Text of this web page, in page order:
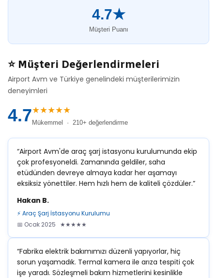
4.7★
Müşteri Puanı
⭐ Müşteri Değerlendirmeleri
Airport Avm ve Türkiye genelindeki müşterilerimizin
deneyimleri
4.7★★★★★
Mükemmel · 210+ değerlendirme
“Airport Avm'de araç şarj istasyonu kurulumunda ekip
çok profesyoneldi. Zamanında geldiler, saha
etüdünden devreye almaya kadar her aşamayı
eksiksiz yönettiler. Hem hızlı hem de kaliteli çözdüler.”
Hakan B.
⚡ Araç Şarj İstasyonu Kurulumu
📅 Ocak 2025 ★★★★★
“Fabrika elektrik bakımımızı düzenli yapıyorlar, hiç
sorun yaşamadık. Termal kamera ile arıza tespiti çok
işe yaradı. Sözleşmeli bakım hizmetlerini kesinlikle